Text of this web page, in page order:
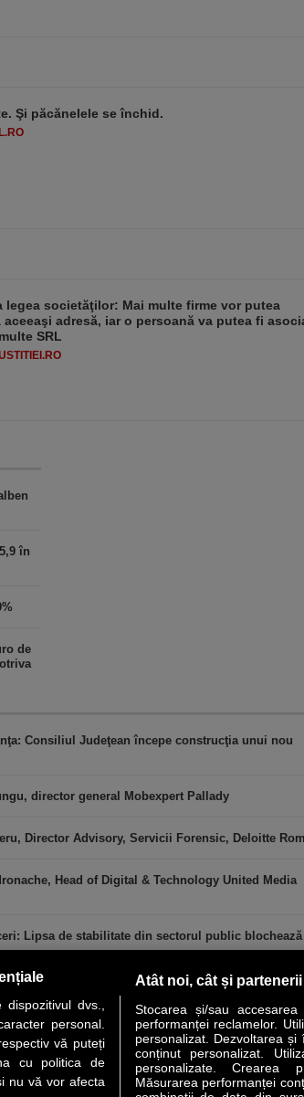
Şi păcănelele se închid.
legea societăţilor: Mai multe firme vor putea
adresă, iar o persoană va putea fi
SRL
în
de
Consiliul Judeţean începe construcţia unui nou
director general Mobexpert Pallady
Director Advisory, Servicii Forensic, Deloitte
Head of Digital & Technology United Media
Lipsa de stabilitate din sectorul public blochează
STORY LIDERI ANALIZE HI-TECH
dvs.,
personal.
vă puteți
cu politica de
nu vă vor afecta
Atât noi, cât și
Stocarea și/sau
performanței reclamelor.
personalizat. Dezvoltarea
conținut personalizat.
personalizate. Crearea
Măsurarea performanței